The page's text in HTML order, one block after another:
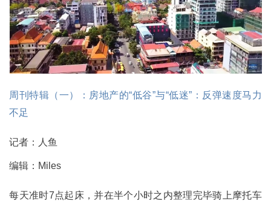
周刊特辑（一）：房地产的“低谷”与“低迷”：反弹速度马力
不足
记者：人鱼
编辑：Miles
每天准时7点起床，并在半个小时之内整理完毕骑上摩托车